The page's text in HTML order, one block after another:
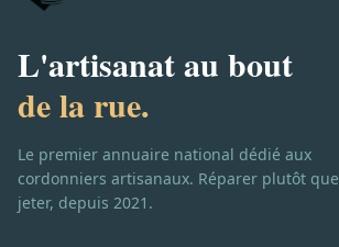
L'artisanat au bout
de la rue.
Le premier annuaire national dédié aux
cordonniers artisanaux. Réparer plutôt que
jeter, depuis 2021.